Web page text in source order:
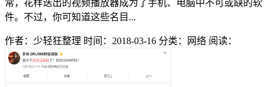
常，花样迭出的视频播放器成为了手机、电脑中不可或缺的软
件。不过，你可知道这些名目...
作者：少轻狂整理 时间：2018-03-16 分类：网络 阅读：